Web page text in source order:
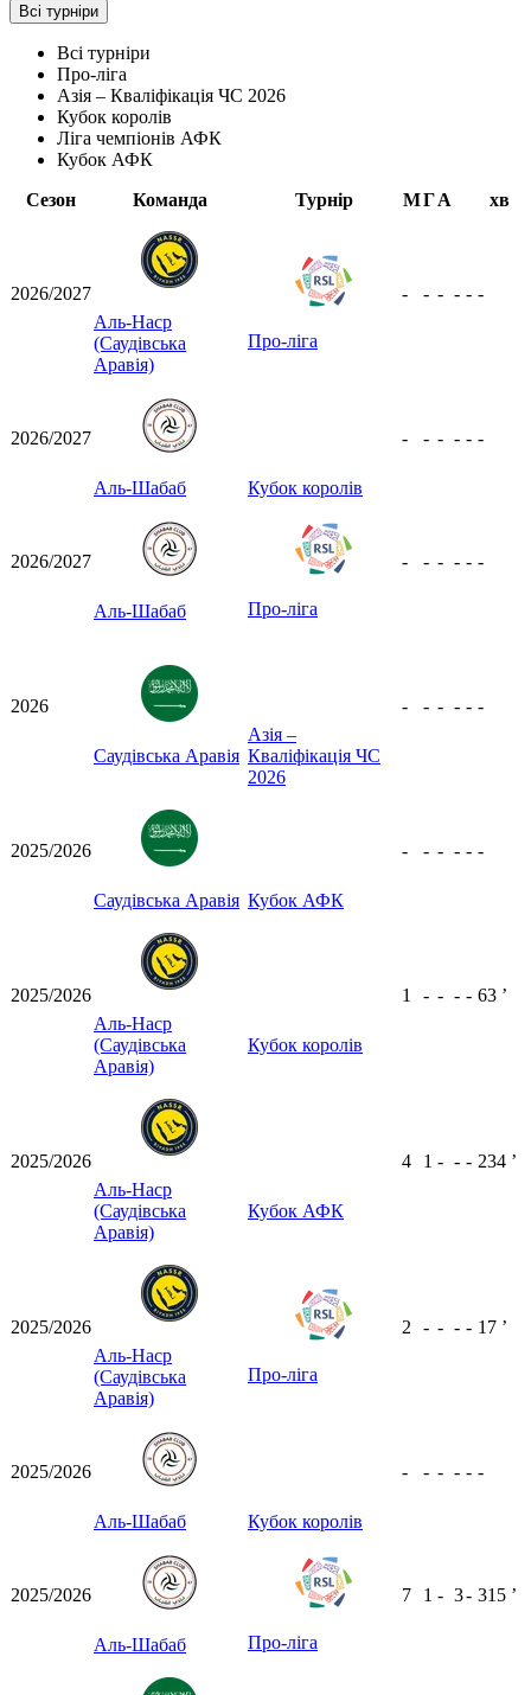
Всі турніри
Всі турніри
Про-ліга
Азія – Кваліфікація ЧС 2026
Кубок королів
Ліга чемпіонів АФК
Кубок АФК
Сезон
Команда Турнір МГА хв
2026/2027
Аль-Наср
(Саудівська
Аравія)
Про-ліга
- - - - - -
2026/2027
Аль-Шабаб Кубок королів
- - - - - -
2026/2027
Аль-Шабаб Про-ліга
- - - - - -
2026
Саудівська Аравія
Азія –
Кваліфікація ЧС
2026
- - - - - -
2025/2026
Саудівська Аравія Кубок АФК
- - - - - -
2025/2026
Аль-Наср
(Саудівська
Аравія)
Кубок королів
1 - - - - 63 ʼ
2025/2026
Аль-Наср
(Саудівська
Аравія)
Кубок АФК
4 1 - - - 234 ʼ
2025/2026
Аль-Наср
(Саудівська
Аравія)
Про-ліга
2 - - - - 17 ʼ
2025/2026
Аль-Шабаб Кубок королів
- - - - - -
2025/2026
Аль-Шабаб Про-ліга
7 1 - 3- 315 ʼ